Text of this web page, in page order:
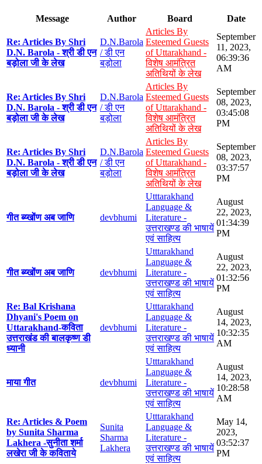
Message Author Board Date
Re: Articles By Shri
D.N. Barola - श्री डी एन
बड़ोला जी के लेख
D.N.Barola
/ डी एन
बड़ोला
Articles By
Esteemed Guests
of Uttarakhand -
विशेष आमंत्रित
अतिथियों के लेख
September
11, 2023,
06:39:36
AM
Re: Articles By Shri
D.N. Barola - श्री डी एन
बड़ोला जी के लेख
D.N.Barola
/ डी एन
बड़ोला
Articles By
Esteemed Guests
of Uttarakhand -
विशेष आमंत्रित
अतिथियों के लेख
September
08, 2023,
03:45:08
PM
Re: Articles By Shri
D.N. Barola - श्री डी एन
बड़ोला जी के लेख
D.N.Barola
/ डी एन
बड़ोला
Articles By
Esteemed Guests
of Uttarakhand -
विशेष आमंत्रित
अतिथियों के लेख
September
08, 2023,
03:37:57
PM
गीत ब्य्खोंण अब जाणि devbhumi
Utttarakhand
Language &
Literature -
उत्तराखण्ड की भाषायें
एवं साहित्य
August
22, 2023,
01:34:39
PM
गीत ब्य्खोंण अब जाणि devbhumi
Utttarakhand
Language &
Literature -
उत्तराखण्ड की भाषायें
एवं साहित्य
August
22, 2023,
01:32:56
PM
Re: Bal Krishana
Dhyani's Poem on
Uttarakhand-कविता
उत्तराखंड की बालकृष्ण डी
ध्यानी
devbhumi
Utttarakhand
Language &
Literature -
उत्तराखण्ड की भाषायें
एवं साहित्य
August
14, 2023,
10:32:35
AM
माया गीत devbhumi
Utttarakhand
Language &
Literature -
उत्तराखण्ड की भाषायें
एवं साहित्य
August
14, 2023,
10:28:58
AM
Re: Articles & Poem
by Sunita Sharma
Lakhera -सुनीता शर्मा
लखेरा जी के कविताये
Sunita
Sharma
Lakhera
Utttarakhand
Language &
Literature -
उत्तराखण्ड की भाषायें
एवं साहित्य
May 14,
2023,
03:52:37
PM